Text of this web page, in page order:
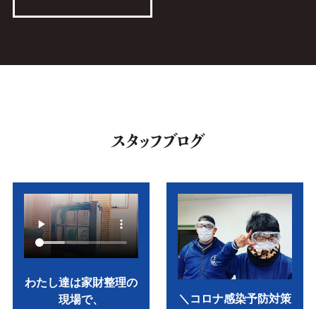
わたし達は家財整理の
現場で、
＼コロナ感染予防対策